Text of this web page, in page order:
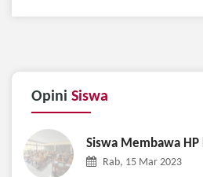
Opini Siswa
Siswa Membawa HP
Rab, 15 Mar 2023